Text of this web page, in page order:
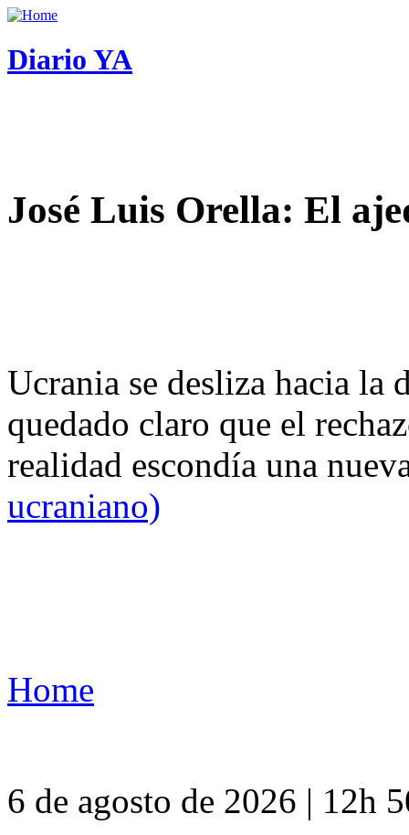
Diario YA
José Luis Orella: El
Ucrania se desliza hacia
quedado claro que el
realidad escondía una
ucraniano)
Home
6 de agosto de 2026 | 12h